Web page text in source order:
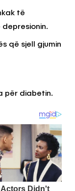
të
që sjell gjumin
për diabetin.